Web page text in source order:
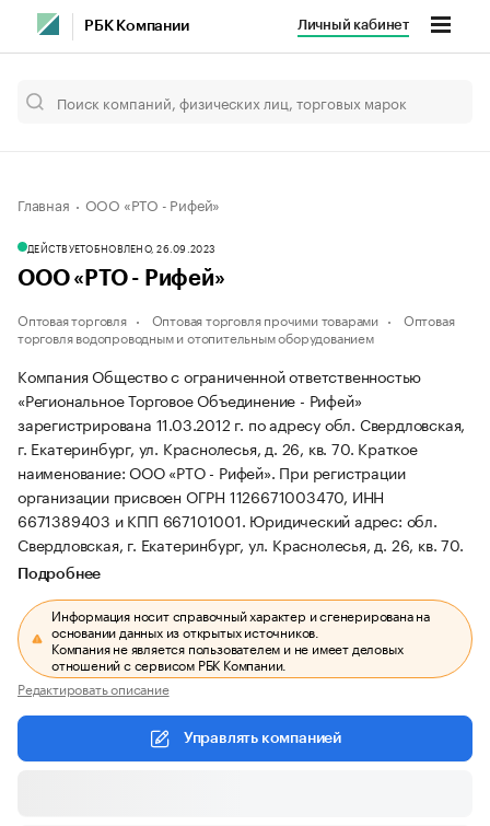
РБК Компании Личный кабинет
Главная ООО «РТО - Рифей»
ДЕЙСТВУЕТОБНОВЛЕНО, 26.09.2023
ООО «РТО - Рифей»
Оптовая торговля Оптовая торговля прочими товарами
Оптовая
торговля водопроводным и отопительным оборудованием
Компания Общество с ограниченной ответственностью
«Региональное Торговое Объединение - Рифей»
зарегистрирована 11.03.2012 г. по адресу обл. Свердловская,
г. Екатеринбург, ул. Краснолесья, д. 26, кв. 70. Краткое
наименование: ООО «РТО - Рифей». При регистрации
организации присвоен ОГРН 1126671003470, ИНН
6671389403 и КПП 667101001. Юридический адрес: обл.
Свердловская, г. Екатеринбург, ул. Краснолесья, д. 26, кв. 70.
Подробнее
Информация носит справочный характер и сгенерирована на
основании данных из открытых источников.
Компания не является пользователем и не имеет деловых
отношений с сервисом РБК Компании.
Редактировать описание
Управлять компанией